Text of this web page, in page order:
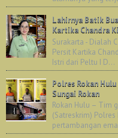
Lahirnya Batik
Kartika Chandra
Surakarta - Dialah
Persit Kartika
Istri dari Peltu I D...
Polres Rokan
Sungai Rokan
Rokan Hulu – Tim
(Satreskrim)
pertambangan